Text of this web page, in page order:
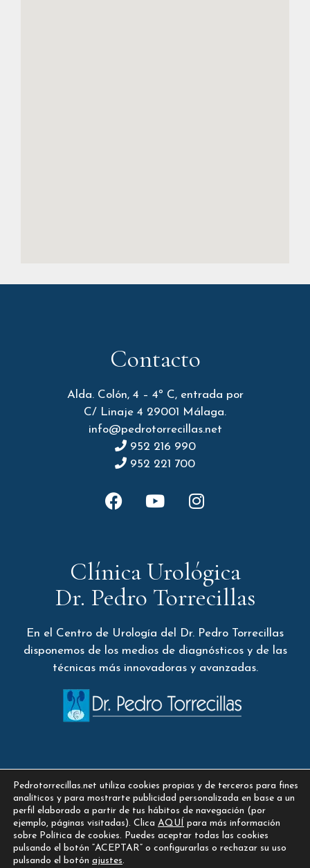
Contacto
Alda. Colón, 4 – 4º C, entrada por
C/ Linaje 4 29001 Málaga.
info@pedrotorrecillas.net
952 216 990
952 221 700
Clínica Urológica
Dr. Pedro Torrecillas
En el Centro de Urología del Dr. Pedro Torrecillas
disponemos de los medios de diagnósticos y de las
técnicas más innovadoras y avanzadas.
Legalidad
Aviso Legal
Política de Privacidad
Política de Cookies
Pedrotorrecillas.net utiliza cookies propias y de terceros para fines
analíticos y para mostrarte publicidad personalizada en base a un
perfil elaborado a partir de tus hábitos de navegación (por
ejemplo, páginas visitadas). Clica AQUÍ para más información
sobre Política de cookies. Puedes aceptar todas las cookies
pulsando el botón “ACEPTAR” o configurarlas o rechazar su uso
pulsando el botón ajustes.